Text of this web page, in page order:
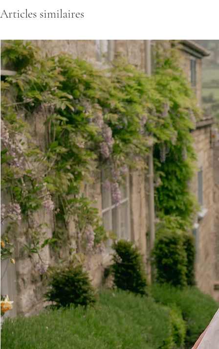
Articles similaires